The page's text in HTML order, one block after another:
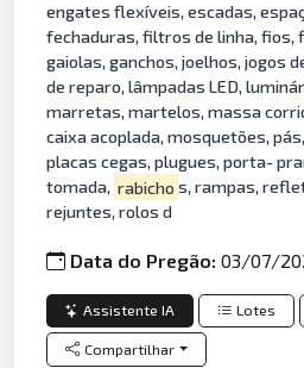
engates flexíveis, escadas,
fechaduras, filtros de linha, fios,
gaiolas, ganchos, joelhos, jogos
de reparo, lâmpadas LED,
marretas, martelos, massa
caixa acoplada, mosquetões,
placas cegas, plugues, porta-
tomada, rabicho s, rampas,
rejuntes, rolos d
Data do Pregão:03/07/
Assistente IA Lotes
Compartilhar